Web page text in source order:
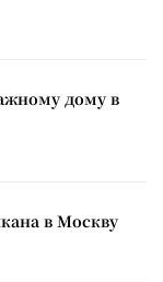
дому в
в Москву